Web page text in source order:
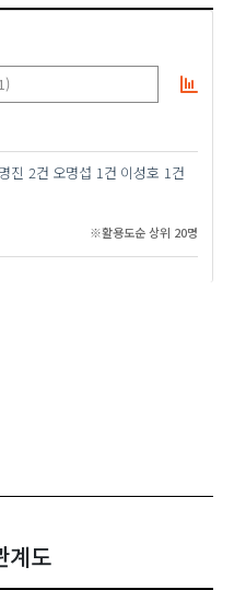
진 2건 오명섭 1건 이성호 1건
※활용도순 상위 20명
계도